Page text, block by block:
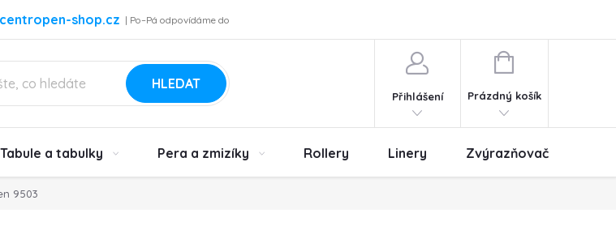
shop.cz | Po–Pá odpovídáme do
24 h
Vrácení zboží a reklamace Podmínky ochrany osobních údajů
HLEDAT
Přihlášení
NÁKUPNÍ
Prázdný košík
Tabule a tabulky Pera a zmizíky Rollery Linery Zvýrazňovače
9503